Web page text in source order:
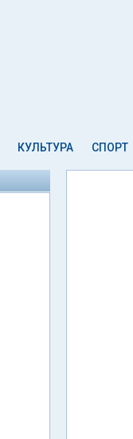
КУЛЬТУРА СПОРТ